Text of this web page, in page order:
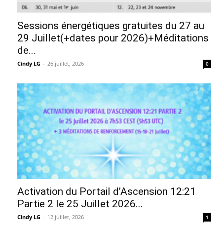
Sessions énergétiques gratuites du 27 au
29 Juillet(+dates pour 2026)+Méditations
de...
Cindy LG - 26 juillet, 2026 0
Activation du Portail d’Ascension 12:21
Partie 2 le 25 Juillet 2026...
Cindy LG - 12 juillet, 2026 1